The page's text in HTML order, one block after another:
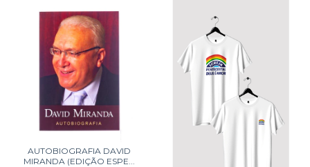
AUTOBIOGRAFIA DAVID
MIRANDA (EDIÇÃO ESPE...